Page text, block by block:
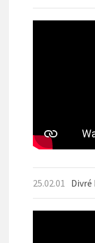
25.02.01